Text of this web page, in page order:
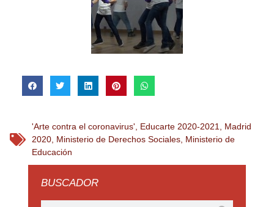
'Arte contra el coronavirus', Educarte 2020-2021, Madrid
2020, Ministerio de Derechos Sociales, Ministerio de
Educación
BUSCADOR